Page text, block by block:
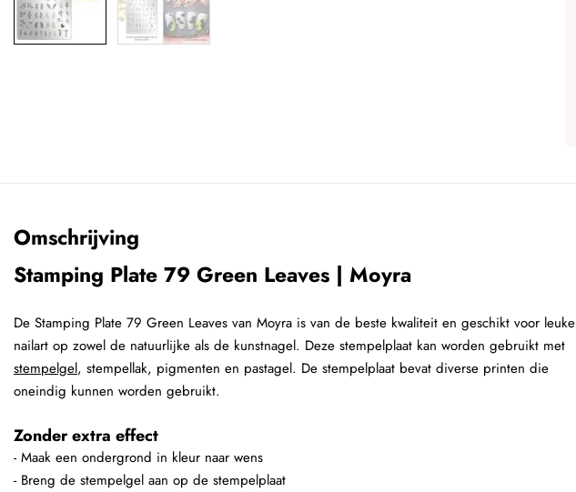
Omschrijving
Stamping Plate 79 Green Leaves | Moyra
De Stamping Plate 79 Green Leaves van Moyra is van de beste kwaliteit en geschikt voor leuke
nailart op zowel de natuurlijke als de kunstnagel. Deze stempelplaat kan worden gebruikt met
stempelgel, stempellak, pigmenten en pastagel. De stempelplaat bevat diverse printen die
oneindig kunnen worden gebruikt.
Zonder extra effect
- Maak een ondergrond in kleur naar wens
- Breng de stempelgel aan op de stempelplaat